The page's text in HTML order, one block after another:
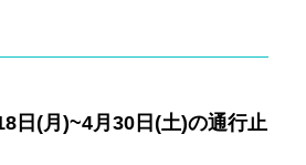
日(月)~4月30日(土)の通行止